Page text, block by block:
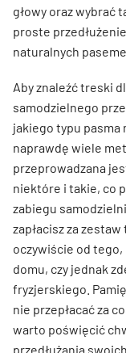
głowy oraz wybrać
proste
naturalnych
Aby znaleźć treski
samodzielnego
jakiego typu pasma
naprawdę wiele
przeprowadzana
niektóre i takie, co
zabiegu
zapłacisz za
oczywiście od tego,
domu, czy jednak
fryzjerskiego.
nie przepłacać za
warto poświęcić
przedłużania